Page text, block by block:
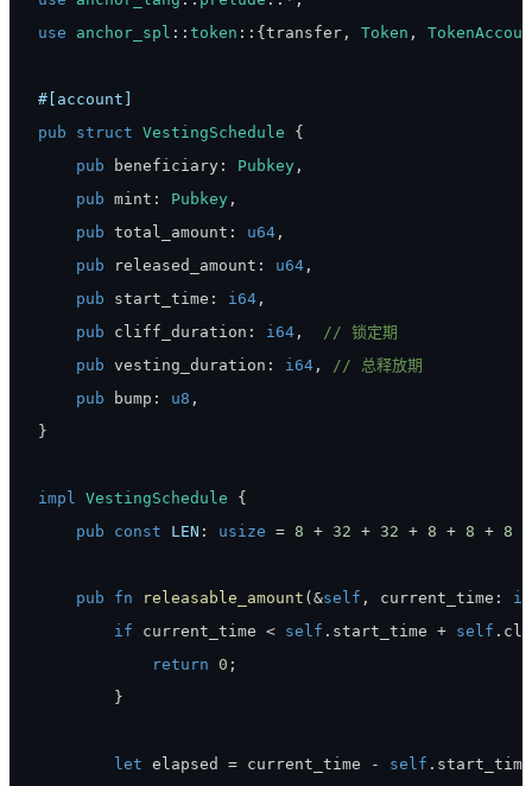
use
anchor_spl :: token :: {transfer , Token ,
#[account]
pub
struct VestingSchedule
{
pub beneficiary : Pubkey ,
pub mint : Pubkey ,
pub total_amount : u64 ,
pub released_amount : u64 ,
pub start_time : i64 ,
pub cliff_duration : i64 ,
// 锁定期
pub vesting_duration : i64 ,
// 总释放期
pub bump : u8 ,
}
impl VestingSchedule
{
pub
const LEN : usize = 8 + 32 + 32 + 8 + 8 + 8
pub fn releasable_amount (&self , current_time :
if current_time < self . start_time + self .
return 0 ;
}
let elapsed = current_time - self . start_time